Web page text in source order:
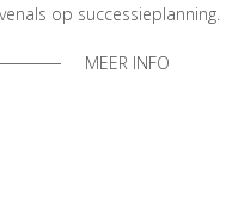
op successieplanning.
MEER INFO